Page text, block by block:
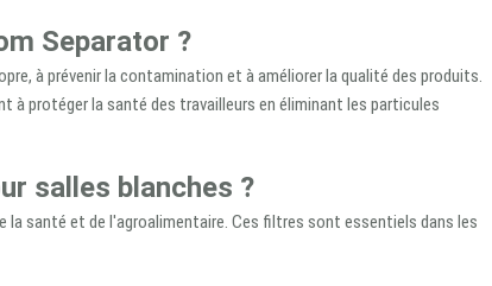
Separator ?
à prévenir la contamination et à améliorer la qualité des produits.
à protéger la santé des travailleurs en éliminant les particules
salles blanches ?
santé et de l'agroalimentaire. Ces filtres sont essentiels dans les